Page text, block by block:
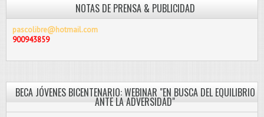
NOTAS DE PRENSA & PUBLICIDAD
pascolibre@hotmail.com
900943859
BECA JÓVENES BICENTENARIO: WEBINAR "EN BUSCA DEL EQUILIBRIO
ANTE LA ADVERSIDAD"